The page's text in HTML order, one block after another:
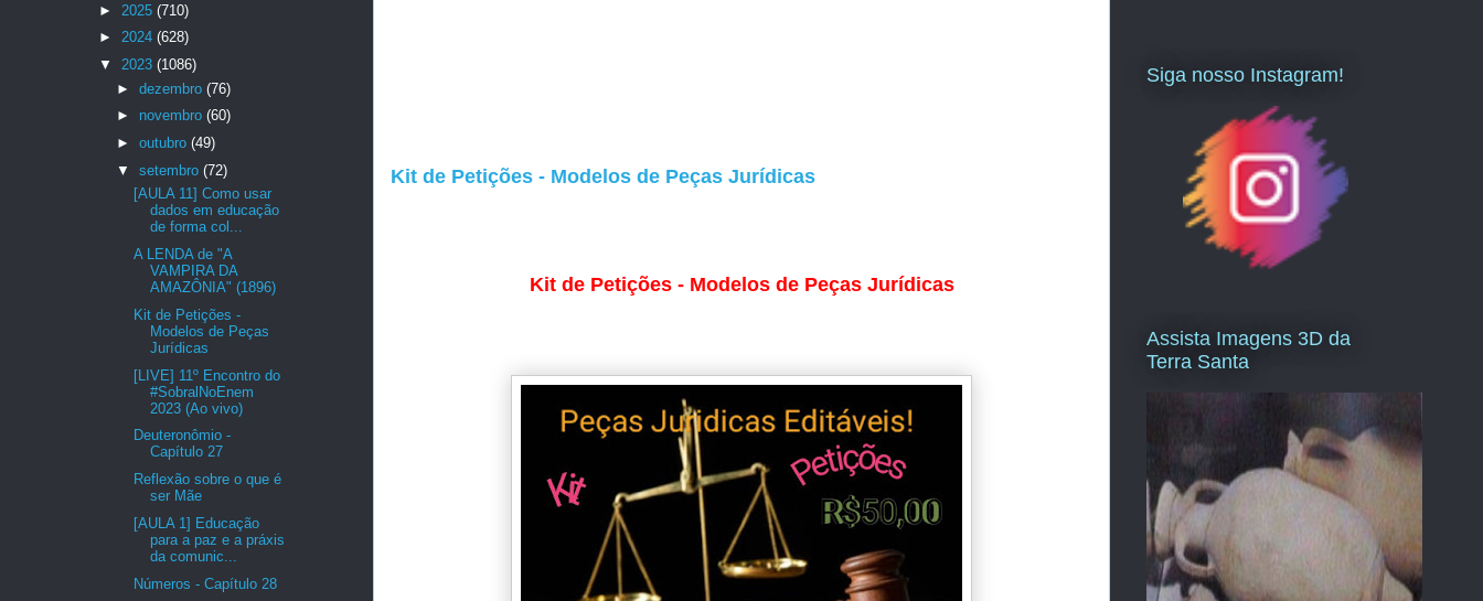
Kit de Petições - Modelos de Peças Jurídicas
Kit de Petições - Modelos de Peças Jurídicas
► 2025 (710)
► 2024 (628)
▼ 2023 (1086)
► dezembro (76)
► novembro (60)
► outubro (49)
▼ setembro (72)
[AULA 11] Como usar
dados em educação
de forma col...
A LENDA de "A
VAMPIRA DA
AMAZÔNIA" (1896)
Kit de Petições -
Modelos de Peças
Jurídicas
[LIVE] 11º Encontro do
#SobralNoEnem
2023 (Ao vivo)
Deuteronômio -
Capítulo 27
Reflexão sobre o que é
ser Mãe
[AULA 1] Educação
para a paz e a práxis
da comunic...
Números - Capítulo 28
Siga nosso Instagram!
Assista Imagens 3D da
Terra Santa